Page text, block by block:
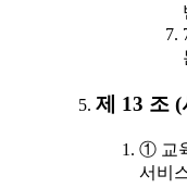
제 13 조
① 교
서비